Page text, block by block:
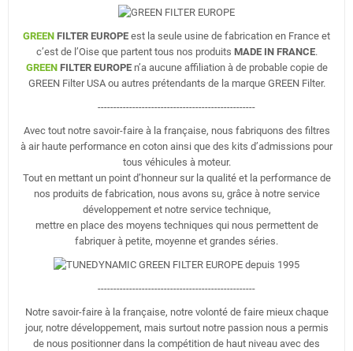
GREEN FILTER EUROPE est la seule usine de fabrication en France et
c’est de l’Oise que partent tous nos produits MADE IN FRANCE.
GREENFILTER EUROPEn’a aucune affiliation à de probable copie de
GREEN Filter USA ou autres prétendants de la marque GREEN Filter.
--------------------------------------------------
Avec tout notre savoir-faire à la française, nous fabriquons des filtres
à air haute performance en coton ainsi que des kits d’admissions pour
tous véhicules à moteur.
Tout en mettant un point d’honneur sur la qualité et la performance de
nos produits de fabrication, nous avons su, grâce à notre service
développement et notre service technique,
mettre en place des moyens techniques qui nous permettent de
fabriquer à petite, moyenne et grandes séries.
--------------------------------------------------
Notre savoir-faire à la française, notre volonté de faire mieux chaque
jour, notre développement, mais surtout notre passion nous a permis
de nous positionner dans la compétition de haut niveau avec des